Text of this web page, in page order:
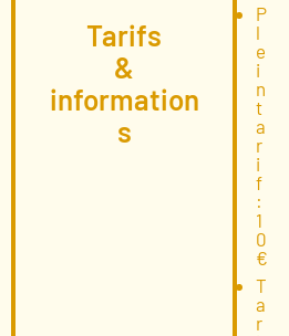
Tarifs
&
information
s
P
l
e
i
n
t
a
r
i
f
:
1
0
€
T
a
r